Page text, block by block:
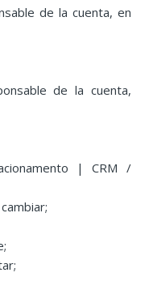
de la cuenta, en
de la cuenta,
| CRM /